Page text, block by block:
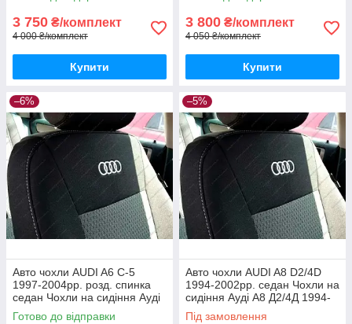
3 750 ₴/комплект
4 000 ₴/комплект
Купити
3 800 ₴/комплект
4 050 ₴/комплект
Купити
–6%
Авто чохли AUDI A6 С-5
1997-2004рр. розд. спинка
седан Чохли на сидіння Ауді
А6 С-5 1997-2004рр.
Готово до відправки
–5%
Авто чохли AUDI A8 D2/4D
1994-2002рр. седан Чохли на
сидіння Ауді А8 Д2/4Д 1994-
2002рр.
Під замовлення